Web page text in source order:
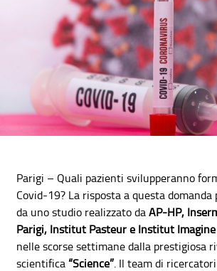
Parigi – Quali pazienti svilupperanno
Covid-19? La risposta a questa
da uno studio realizzato daAP-HP,
Parigi, Institut Pasteur e Institut
nelle scorse settimane dalla prestigiosa
scientifica “Science”. Il team di